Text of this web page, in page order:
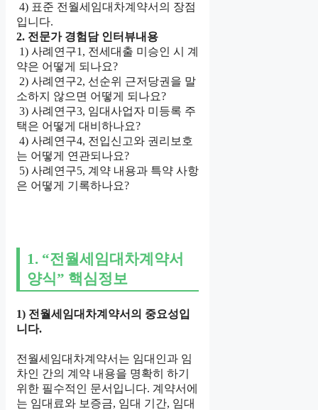
4) 표준 전월세임대차계약서의 장점
입니다.
2. 전문가 경험담 인터뷰내용
1) 사례연구1, 전세대출 미승인 시 계
약은 어떻게 되나요?
2) 사례연구2, 선순위 근저당권을 말
소하지 않으면 어떻게 되나요?
3) 사례연구3, 임대사업자 미등록 주
택은 어떻게 대비하나요?
4) 사례연구4, 전입신고와 권리보호
는 어떻게 연관되나요?
5) 사례연구5, 계약 내용과 특약 사항
은 어떻게 기록하나요?
1. “전월세임대차계약서
양식” 핵심정보
1) 전월세임대차계약서의 중요성입
니다.
전월세임대차계약서는 임대인과 임
차인 간의 계약 내용을 명확히 하기
위한 필수적인 문서입니다. 계약서에
는 임대료와 보증금, 임대 기간, 임대